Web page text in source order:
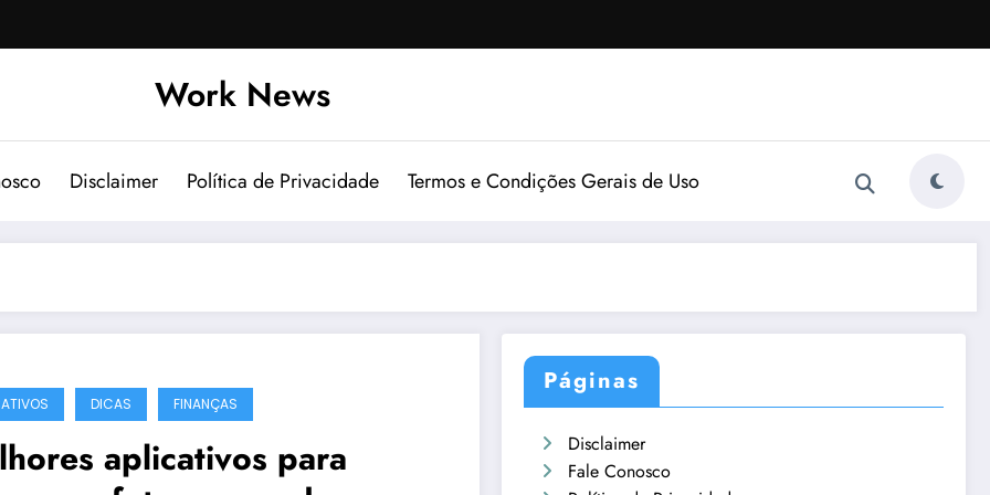
Work News
Disclaimer Política de Privacidade Termos e Condições Gerais de Uso
DICAS FINANÇAS
aplicativos para
Páginas
Disclaimer
Fale Conosco